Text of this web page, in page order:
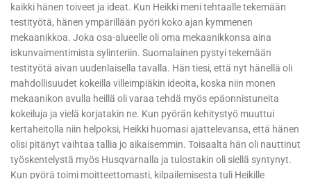
kaikki hänen toiveet ja ideat. Kun Heikki meni tehtaalle tekemään
testityötä, hänen ympärillään pyöri koko ajan kymmenen
mekaanikkoa. Joka osa-alueelle oli oma mekaanikkonsa aina
iskunvaimentimista sylinteriin. Suomalainen pystyi tekemään
testityötä aivan uudenlaisella tavalla. Hän tiesi, että nyt hänellä oli
mahdollisuudet kokeilla villeimpiäkin ideoita, koska niin monen
mekaanikon avulla heillä oli varaa tehdä myös epäonnistuneita
kokeiluja ja vielä korjatakin ne. Kun pyörän kehitystyö muuttui
kertaheitolla niin helpoksi, Heikki huomasi ajattelevansa, että hänen
olisi pitänyt vaihtaa tallia jo aikaisemmin. Toisaalta hän oli nauttinut
työskentelystä myös Husqvarnalla ja tulostakin oli siellä syntynyt.
Kun pyörä toimi moitteettomasti, kilpailemisesta tuli Heikille